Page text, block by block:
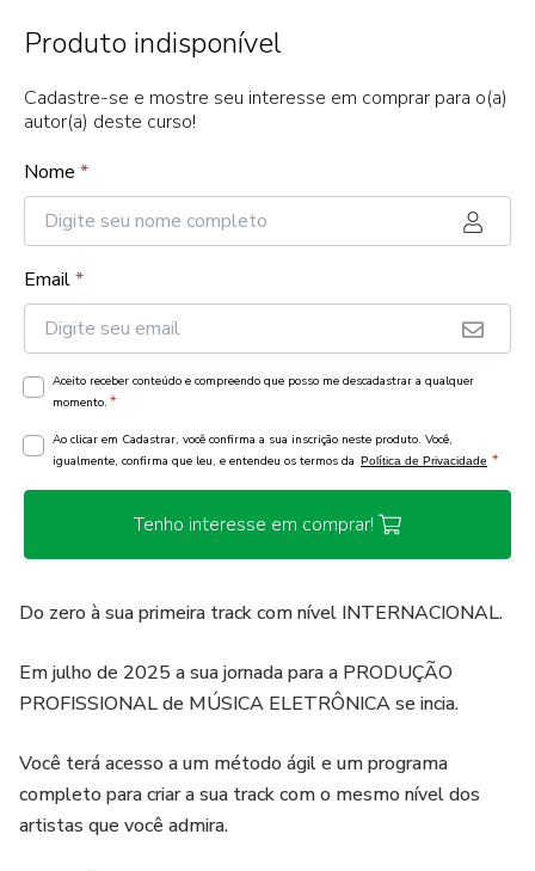
Produto indisponível
Cadastre-se e mostre seu interesse em comprar para o(a)
autor(a) deste curso!
Nome *
Email*
Aceito receber conteúdo e compreendo que posso me descadastrar a qualquer
momento. *
Ao clicar em Cadastrar, você confirma a sua inscrição neste produto. Você,
igualmente, confirma que leu, e entendeu os termos da Política de Privacidade *
Tenho interesse em comprar!
Do zero à sua primeira track com nível INTERNACIONAL.
Em julho de 2025 a sua jornada para a PRODUÇÃO
PROFISSIONAL de MÚSICA ELETRÔNICA se incia.
Você terá acesso a um método ágil e um programa
completo para criar a sua track com o mesmo nível dos
artistas que você admira.